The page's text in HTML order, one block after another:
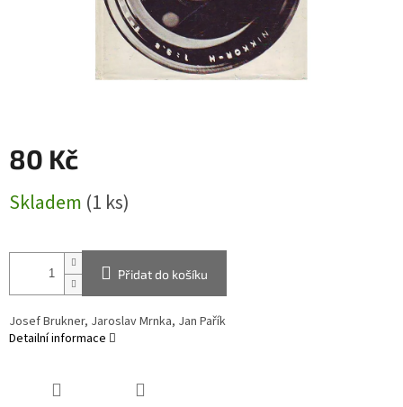
80 Kč
cena:
Skladem (1 ks)
Přidat do košíku
Josef Brukner, Jaroslav Mrnka, Jan Pařík
Detailní informace